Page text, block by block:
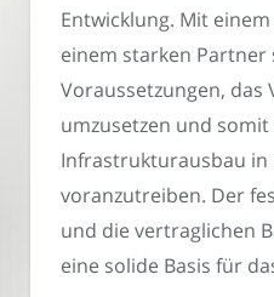
Entwicklung. Mit
einem starken Partner
Voraussetzungen,
umzusetzen und somit
Infrastrukturausbau in
voranzutreiben. Der
und die vertraglichen
eine solide Basis für